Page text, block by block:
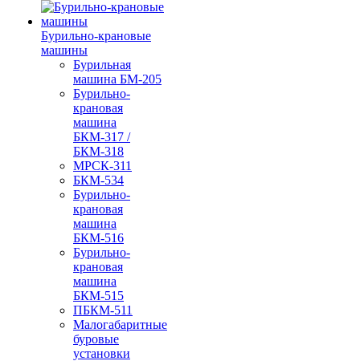
Бурильно-крановые
машины
Бурильная
машина БМ-205
Бурильно-
крановая
машина
БКМ-317 /
БКМ-318
МРСК-311
БКМ-534
Бурильно-
крановая
машина
БКМ-516
Бурильно-
крановая
машина
БКМ-515
ПБКМ-511
Малогабаритные
буровые
установки